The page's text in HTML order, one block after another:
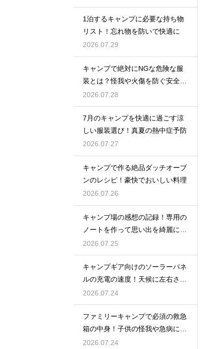
1泊するキャンプに必要な持ち物
リスト！忘れ物を防いで快適に
2026.07.29
キャンプで絶対にNGな危険な服
装とは？怪我や火傷を防ぐ安全対
策
2026.07.28
7月のキャンプを快適に過ごす涼
しい服装選び！真夏の熱中症予防
2026.07.27
キャンプで作る絶品ダッチオーブ
ンのレシピ！豪快でおいしい料理
2026.07.26
キャンプ場の感想の記録！専用の
ノートを作って思い出を綺麗に残
そう
2026.07.25
キャンプギア向けのソーラーパネ
ルの充電の速度！天候に左右され
ない選び方
2026.07.24
ファミリーキャンプで必須の救急
箱の中身！子供の怪我や急病に備
えるセット
2026.07.24